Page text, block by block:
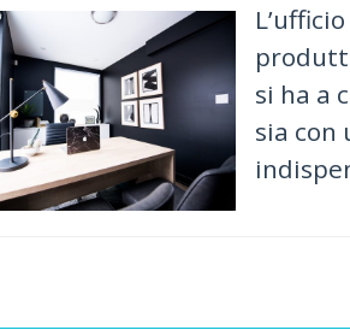
si ha a
sia con